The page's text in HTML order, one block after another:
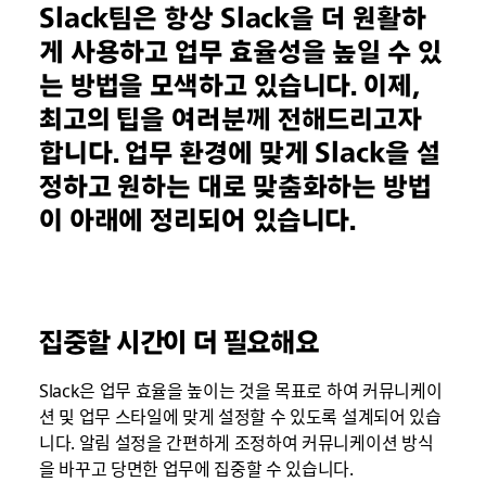
Slack팀은 항상 Slack을 더 원활하
게 사용하고 업무 효율성을 높일 수 있
는 방법을 모색하고 있습니다. 이제,
최고의 팁을 여러분께 전해드리고자
합니다. 업무 환경에 맞게 Slack을 설
정하고 원하는 대로 맞춤화하는 방법
이 아래에 정리되어 있습니다.
집중할 시간이 더 필요해요
Slack은 업무 효율을 높이는 것을 목표로 하여 커뮤니케이
션 및 업무 스타일에 맞게 설정할 수 있도록 설계되어 있습
니다. 알림 설정을 간편하게 조정하여 커뮤니케이션 방식
을 바꾸고 당면한 업무에 집중할 수 있습니다.